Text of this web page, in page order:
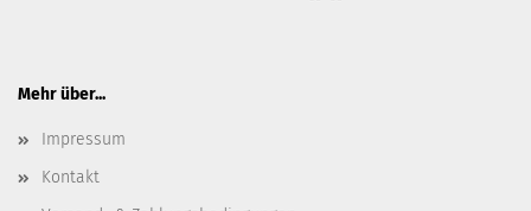
Mehr über...
Impressum
Kontakt